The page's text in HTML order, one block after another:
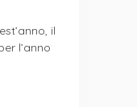
il
l’anno